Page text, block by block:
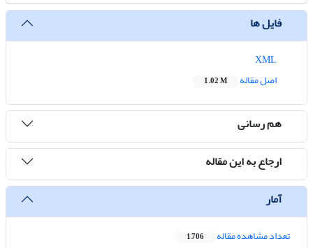
فایل ها
اصل مقاله
1.02 M
هم رسانی
ارجاع به این مقاله
آمار
تعداد مشاهده مقاله 1,706